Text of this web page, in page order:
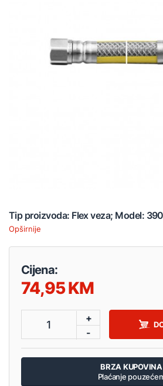
Tip proizvoda: Flex veza; Model:
Opširnije
Cijena:
74,95
1
+
-
BRZA KUPOVINA
Plaćanje